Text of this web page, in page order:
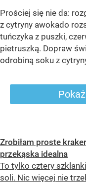
Prościej się nie da:
z cytryny awokado
tuńczyka z puszki,
pietruszką. Dopraw
odrobiną soku z
Zrobiłam proste
przekąska idealna
To tylko cztery
soli. Nic więcej nie